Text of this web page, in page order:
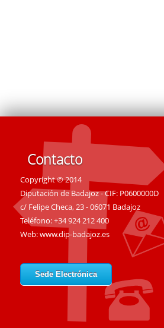
Contacto
Copyright © 2014
Diputación de Badajoz - CIF: P0600000D
c/ Felipe Checa, 23 - 06071 Badajoz
Teléfono: +34 924 212 400
Web:www.dip-badajoz.es
Sede Electrónica